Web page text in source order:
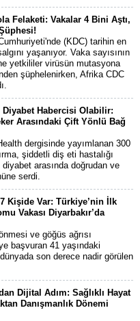
Felaketi: Vakalar 4 Bini Aştı,
(KDC) tarihin en
yaşanıyor. Vaka sayısının
yetkililer virüsün mutasyona
şüphelenirken, Afrika CDC
Diyabet Habercisi Olabilir:
Arasındaki Çift Yönlü Bağ
dergisinde yayımlanan 300
şiddetli diş eti hastalığı
arasında doğrudan ve
serdi.
Kişide Var: Türkiye’nin İlk
Vakası Diyarbakır’da
ve göğüs ağrısı
başvuran 41 yaşındaki
son derece nadir görülen
Dijital Adım: Sağlıklı Hayat
Danışmanlık Dönemi